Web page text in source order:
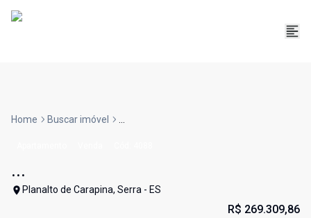
Home Buscar imóvel ...
...
Planalto de Carapina, Serra - ES
R$ 269.309,86